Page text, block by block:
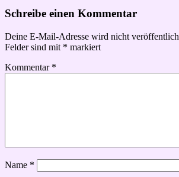
Schreibe einen Kommentar
Deine E-Mail-Adresse wird nicht
Felder sind mit * markiert
Kommentar *
Name *